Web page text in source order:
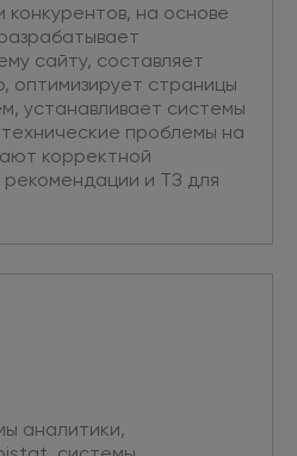
конкурентов, на основе
сайту, составляет
оптимизирует страницы
устанавливает системы
проблемы на
корректной
рекомендации и ТЗ для
аналитики,